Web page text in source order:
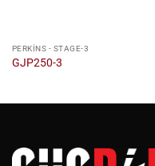
PERKINS - STAGE-3
GJP250-3